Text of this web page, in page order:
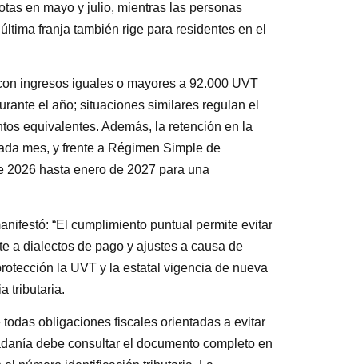
en mayo y julio, mientras las personas
franja también rige para residentes en el
ingresos iguales o mayores a 92.000 UVT
el año; situaciones similares regulan el
equivalentes. Además, la retención en la
mes, y frente a Régimen Simple de
2026 hasta enero de 2027 para una
“El cumplimiento puntual permite evitar
a dialectos de pago y ajustes a causa de
la UVT y la estatal vigencia de nueva
tributaria.
obligaciones fiscales orientadas a evitar
debe consultar el documento completo en